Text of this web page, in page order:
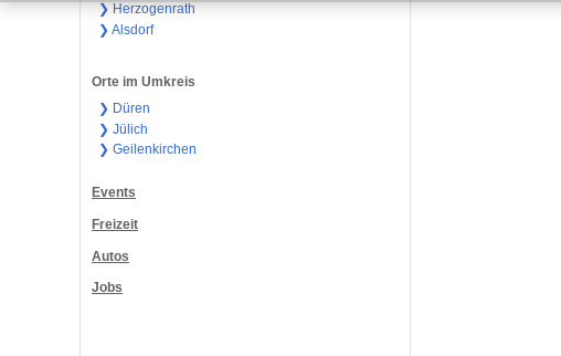
❯ Herzogenrath
❯ Alsdorf
Orte im Umkreis
❯ Düren
❯ Jülich
❯ Geilenkirchen
Events
Freizeit
Autos
Jobs